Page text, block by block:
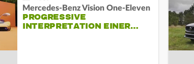
Mercedes-Benz Vision One-Eleven
PROGRESSIVE
INTERPRETATION EINER…